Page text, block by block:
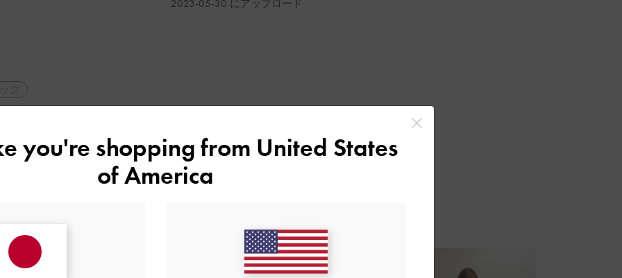
ール
2023-05-30 にアップロード
you're shopping from United States
of America